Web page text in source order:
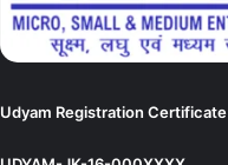
Udyam Registration Certificate